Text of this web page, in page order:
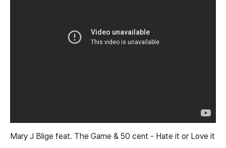
Mary J Blige feat. The Game & 50 cent - Hate it or Love it